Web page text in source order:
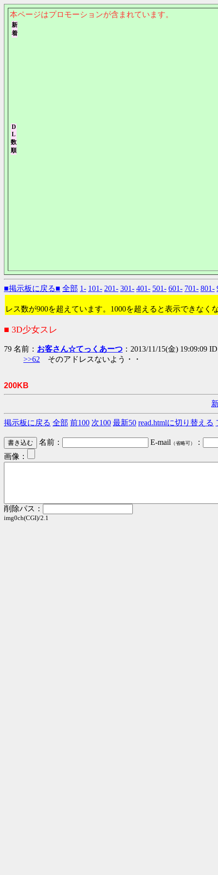
本ページはプロモーションが含まれています。
■掲示板に戻る■ 全部 1- 101- 201- 301- 401- 501- 601- 701- 801-
レス数が900を超えています。1000を超えると表示できなく
■ 3D少女スレ
79 名前： お客さん☆てっくあーつ ：2013/11/15(金) 19:09:09
>>62 そのアドレスないよう・・
200KB
掲示板に戻る 全部 前100 次100 最新50 read.htmlに切り替える
名前： E-mail （省略可）
：
画像：
削除パス：
img0ch(CGI)/2.1